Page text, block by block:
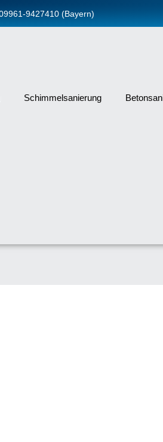
9427410 (Bayern)
Schimmelsanierung